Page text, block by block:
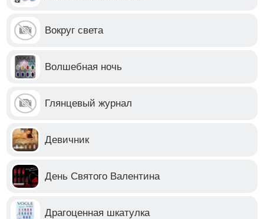
Вокруг света
Волшебная ночь
Глянцевый журнал
Девичник
День Святого Валентина
Драгоценная шкатулка